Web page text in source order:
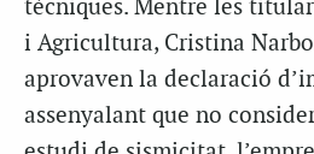
tècniques. Mentre les
i Agricultura, Cristina
aprovaven la declaració
assenyalant que no